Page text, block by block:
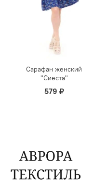
Сарафан женский
"Сиеста"
579 ₽